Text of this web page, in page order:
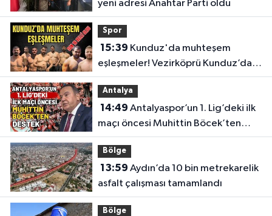
yeni adresi Anahtar Parti oldu
Spor
15:39
eşleşmeler! Vezirköprü Kunduz’da
nefesler tutuldu, son 16 belli oldu
Antalya
14:49
maçı öncesi Muhittin Böcek’ten
destek
Bölge
13:59
asfalt çalışması tamamlandı
Bölge